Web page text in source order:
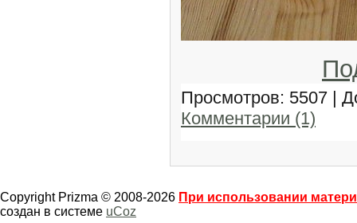
Просмотров: 5507 |
Комментарии (1)
Copyright Prizma © 2008-2026 При использовании
создан в системе uCoz